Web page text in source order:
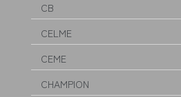
CB
CELME
CEME
CHAMPION